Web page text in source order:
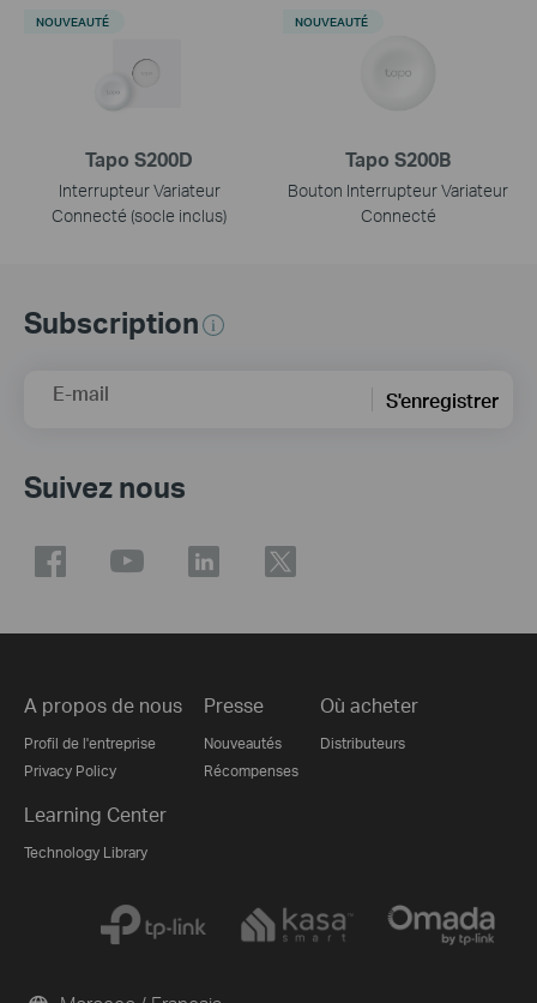
Tapo S200D
Interrupteur Variateur
Connecté (socle inclus)
NOUVEAUTÉ
Tapo S200B
Bouton Interrupteur Variateur
Connecté
NOUVEAUTÉ
Subscription
E-mail S'enregistrer
Suivez nous
A propos de nous
Profil de l'entreprise
Privacy Policy
Presse
Nouveautés
Récompenses
Où acheter
Distributeurs
Learning Center
Technology Library